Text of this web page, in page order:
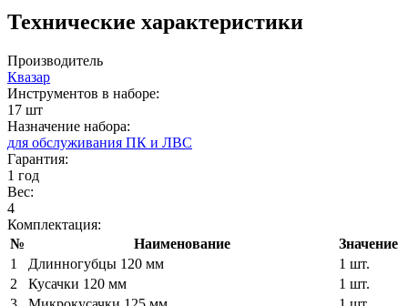
Технические характеристики
Производитель
Квазар
Инструментов в наборе:
17 шт
Назначение набора:
для обслуживания ПК и ЛВС
Гарантия:
1 год
Вес:
4
Комплектация:
№
Наименование
Значение
1
Длинногубцы 120 мм
1 шт.
2
Кусачки 120 мм
1 шт.